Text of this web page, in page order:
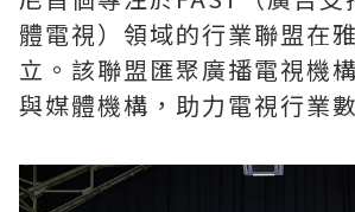
體電視）領域的行業聯盟在
立。該聯盟匯聚廣播電視機
與媒體機構，助力電視行業